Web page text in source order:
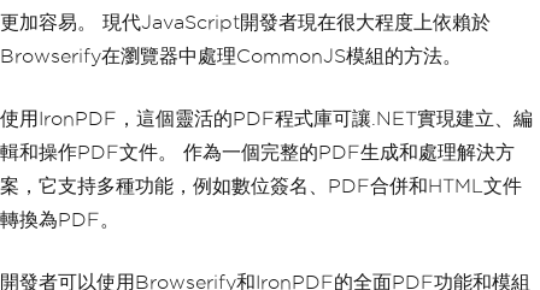
更加容易。 現代JavaScript開發者現在很大程度上依賴於
Browserify在瀏覽器中處理CommonJS模組的方法。
使用IronPDF，這個靈活的PDF程式庫可讓.NET實現建立、編
輯和操作PDF文件。 作為一個完整的PDF生成和處理解決方
案，它支持多種功能，例如數位簽名、PDF合併和HTML文件
轉換為PDF。
開發者可以使用Browserify和IronPDF的全面PDF功能和模組